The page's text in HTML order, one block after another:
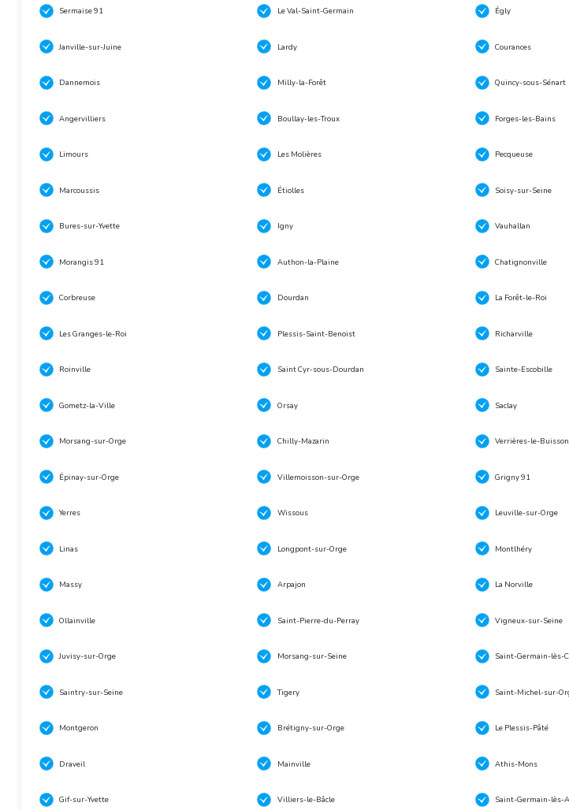
Sermaise 91 Le Val-Saint-Germain Égly
Janville-sur-Juine Lardy Courances
Dannemois Milly-la-Forêt Quincy-sous-Sénart
Angervilliers Boullay-les-Troux Forges-les-Bains
Limours Les Molières Pecqueuse
Marcoussis Étiolles Soisy-sur-Seine
Bures-sur-Yvette Igny Vauhallan
Morangis 91 Authon-la-Plaine Chatignonville
Corbreuse Dourdan La Forêt-le-Roi
Les Granges-le-Roi Plessis-Saint-Benoist Richarville
Roinville Saint Cyr-sous-Dourdan Sainte-Escobille
Gometz-la-Ville Orsay Saclay
Morsang-sur-Orge Chilly-Mazarin Verrières-le-Buisson
Épinay-sur-Orge Villemoisson-sur-Orge Grigny 91
Yerres Wissous Leuville-sur-Orge
Linas Longpont-sur-Orge Montlhéry
Massy Arpajon La Norville
Ollainville Saint-Pierre-du-Perray Vigneux-sur-Seine
Juvisy-sur-Orge Morsang-sur-Seine Saint-Germain-lès-
Saintry-sur-Seine Tigery Saint-Michel-sur-
Montgeron Brétigny-sur-Orge Le Plessis-Pâté
Draveil Mainville Athis-Mons
Gif-sur-Yvette Villiers-le-Bâcle Saint-Germain-lès-